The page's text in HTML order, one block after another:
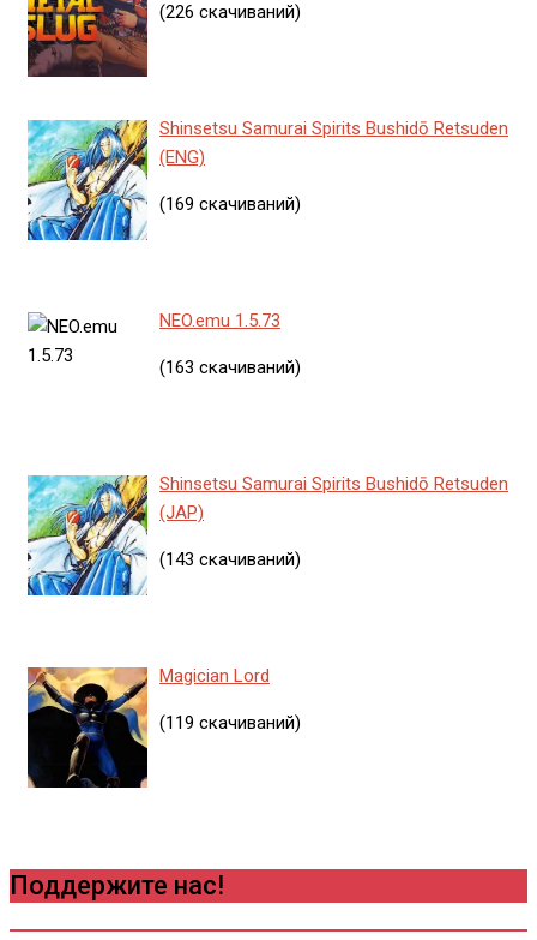
(226 скачиваний)
Shinsetsu Samurai Spirits Bushidō Retsuden
(ENG)
(169 скачиваний)
NEO.emu 1.5.73
(163 скачиваний)
Shinsetsu Samurai Spirits Bushidō Retsuden
(JAP)
(143 скачиваний)
Magician Lord
(119 скачиваний)
Поддержите нас!